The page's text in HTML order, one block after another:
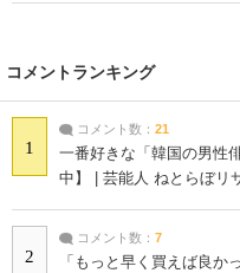
コメントランキング
1
コメント数： 21
一番好きな「韓国の男性
中】 | 芸能人 ねとらぼリ
2
コメント数： 7
「もっと早く買えば良